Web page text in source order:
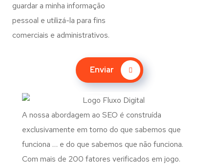
guardar a minha informação
pessoal e utilizá-la para fins
comerciais e administrativos.
Enviar
A nossa abordagem ao SEO é construída
exclusivamente em torno do que sabemos que
funciona … e do que sabemos que não funciona.
Com mais de 200 fatores verificados em jogo.